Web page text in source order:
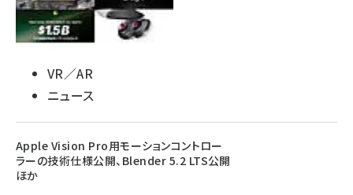
VR／AR
ニュース
Apple Vision Pro用モーションコントロー
ラーの技術仕様公開、Blender 5.2 LTS公開
ほか